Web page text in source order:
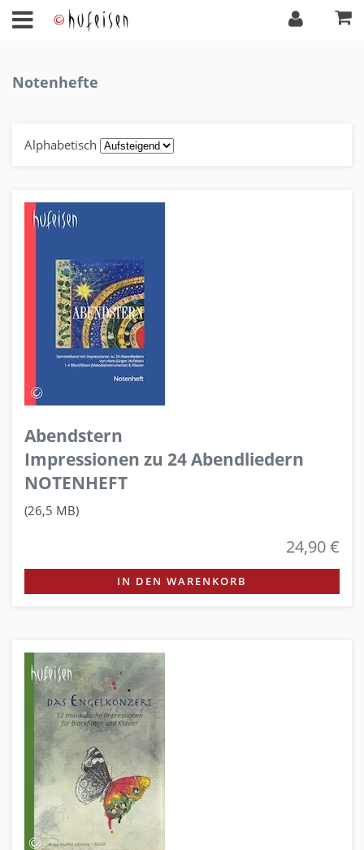
Notenhefte
Alphabetisch
Abendstern
Impressionen zu 24 Abendliedern
NOTENHEFT
(26,5 MB)
24,90 €
IN DEN WARENKORB